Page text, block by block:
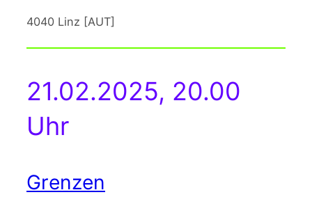
4040 Linz [AUT]
21.02.2025, 20.00
Uhr
Grenzen